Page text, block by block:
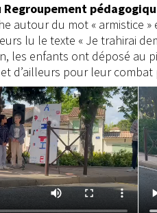
Regroupement
autour du mot « armistice »
lu le texte « Je trahirai
les enfants ont déposé au
et d’ailleurs pour leur